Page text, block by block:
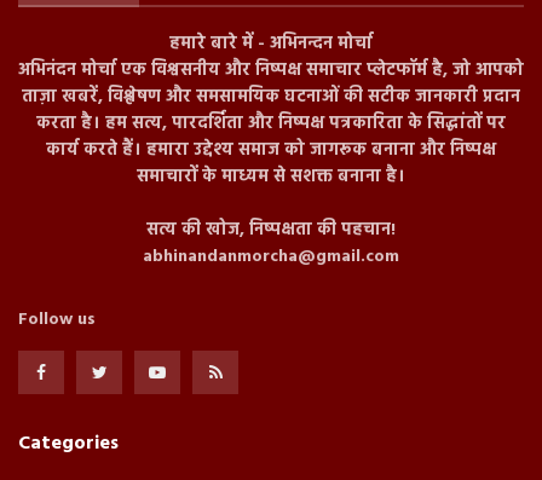
हमारे बारे में - अभिनन्दन मोर्चा
अभिनंदन मोर्चा एक विश्वसनीय और निष्पक्ष समाचार प्लेटफॉर्म है, जो आपको
ताज़ा खबरें, विश्लेषण और समसामयिक घटनाओं की सटीक जानकारी प्रदान
करता है। हम सत्य, पारदर्शिता और निष्पक्ष पत्रकारिता के सिद्धांतों पर
कार्य करते हैं। हमारा उद्देश्य समाज को जागरूक बनाना और निष्पक्ष
समाचारों के माध्यम से सशक्त बनाना है।
सत्य की खोज, निष्पक्षता की पहचान!
abhinandanmorcha@gmail.com
Follow us
Categories